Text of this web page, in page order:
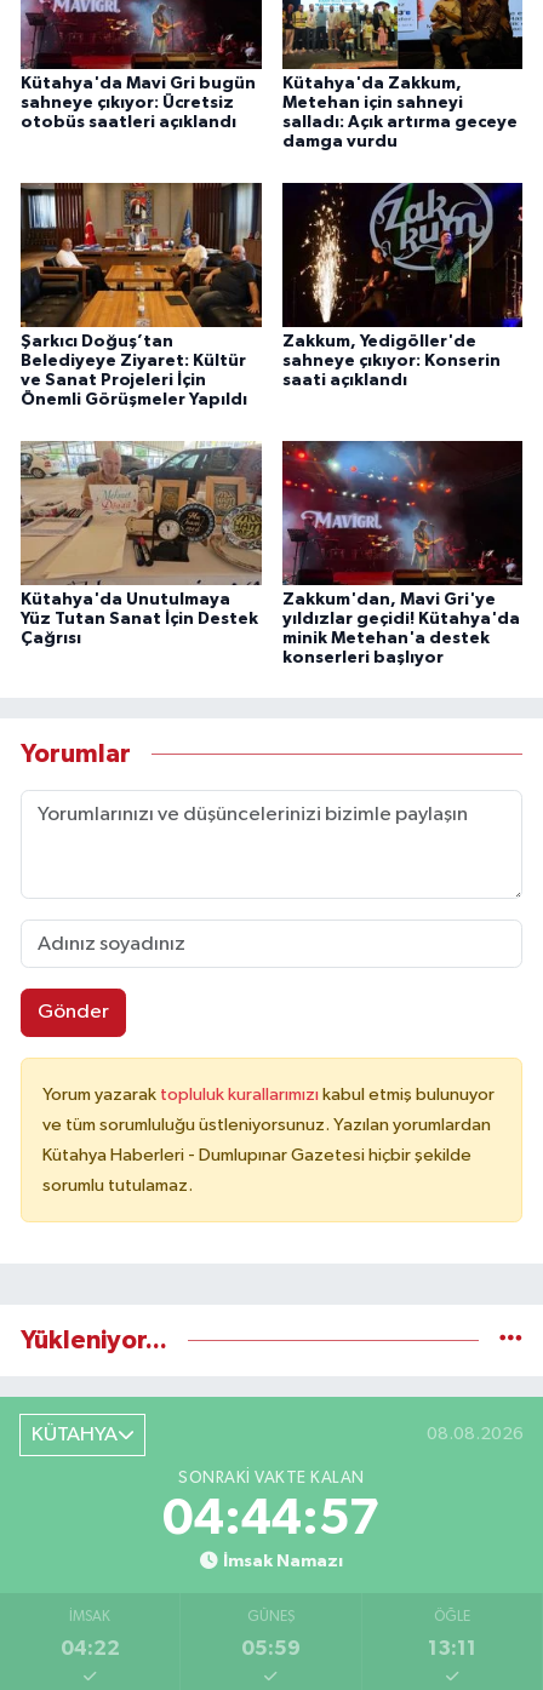
Kütahya'da Mavi Gri bugün
sahneye çıkıyor: Ücretsiz
otobüs saatleri açıklandı
Kütahya'da Zakkum,
Metehan için sahneyi
salladı: Açık artırma geceye
damga vurdu
Şarkıcı Doğuş’tan
Belediyeye Ziyaret: Kültür
ve Sanat Projeleri İçin
Önemli Görüşmeler Yapıldı
Zakkum, Yedigöller'de
sahneye çıkıyor: Konserin
saati açıklandı
Kütahya'da Unutulmaya
Yüz Tutan Sanat İçin Destek
Çağrısı
Zakkum'dan, Mavi Gri'ye
yıldızlar geçidi! Kütahya'da
minik Metehan'a destek
konserleri başlıyor
Yorumlar
Gönder
Yorum yazarak topluluk kurallarımızı kabul etmiş bulunuyor
ve tüm sorumluluğu üstleniyorsunuz. Yazılan yorumlardan
Kütahya Haberleri - Dumlupınar Gazetesi hiçbir şekilde
sorumlu tutulamaz.
Yükleniyor...
KÜTAHYA 08.08.2026
SONRAKI VAKTE KALAN
04:44:56
İmsak Namazı
İMSAK
04:22
GÜNEŞ
05:59
ÖĞLE
13:11